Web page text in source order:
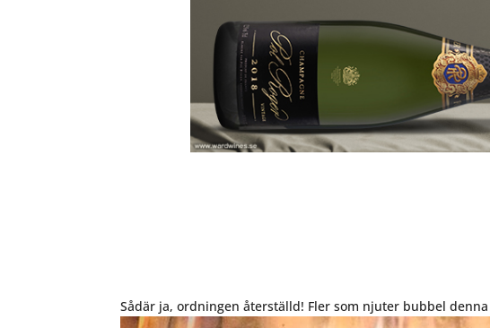
Sådär ja, ordningen återställd! Fler som njuter bubbel